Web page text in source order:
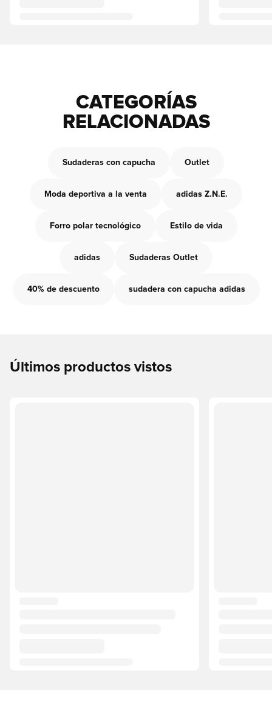
CATEGORÍAS
RELACIONADAS
Sudaderas con capucha Outlet
Moda deportiva a la venta adidas Z.N.E.
Forro polar tecnológico Estilo de vida
adidas Sudaderas Outlet
40% de descuento sudadera con capucha adidas
Últimos productos vistos